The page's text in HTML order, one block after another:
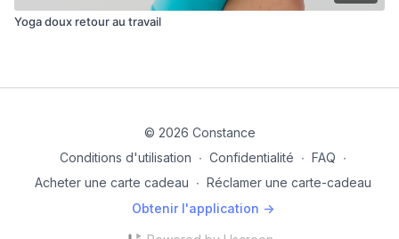
Yoga doux retour au travail
© 2026 Constance
Conditions d'utilisation ∙ Confidentialité ∙ FAQ ∙
Acheter une carte cadeau ∙ Réclamer une carte-cadeau
Obtenir l'application ->